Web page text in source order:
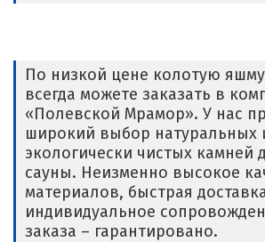
По низкой цене колотую
всегда можете заказать в
«Полевской Мрамор». У нас
широкий выбор натуральных
экологически чистых камней
сауны. Неизменно высокое
материалов, быстрая
индивидуальное
заказа – гарантировано.